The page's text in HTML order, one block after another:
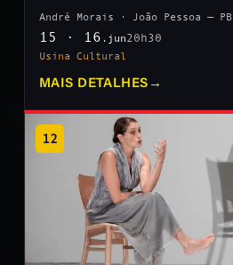
André Morais · João Pessoa — PB
15 · 16 .jun20h30
Usina Cultural
MAIS DETALHES →
12